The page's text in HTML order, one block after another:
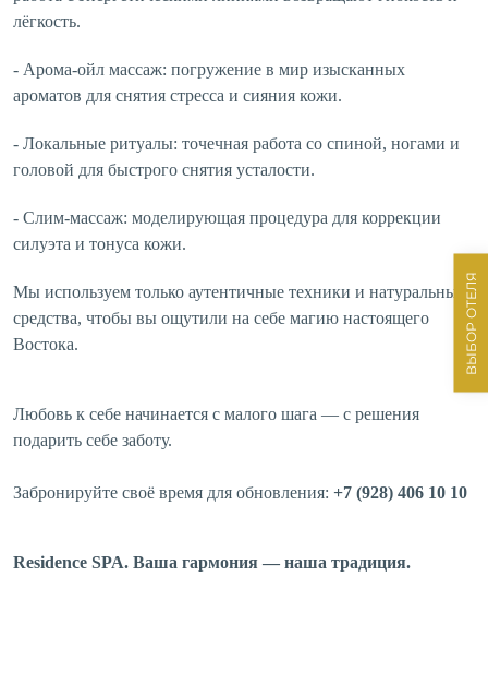
лёгкость.
- Арома-ойл массаж: погружение в мир изысканных
ароматов для снятия стресса и сияния кожи.
- Локальные ритуалы: точечная работа со спиной, ногами и
головой для быстрого снятия усталости.
- Слим-массаж: моделирующая процедура для коррекции
силуэта и тонуса кожи.
Мы используем только аутентичные техники и натуральные
средства, чтобы вы ощутили на себе магию настоящего
Востока.
Любовь к себе начинается с малого шага — с решения
подарить себе заботу.
Забронируйте своё время для обновления: +7 (928) 406 10 10
Residence SPA. Ваша гармония — наша традиция.
ВЫБОР ОТЕЛЯ